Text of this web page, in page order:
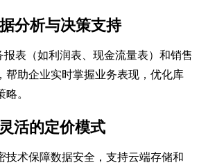
分析与决策支持
表（如利润表、现金流量表）和销售
帮助企业实时掌握业务表现，优化库
略。
活的定价模式
技术保障数据安全，支持云端存储和